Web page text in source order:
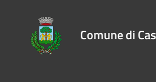
Comune di